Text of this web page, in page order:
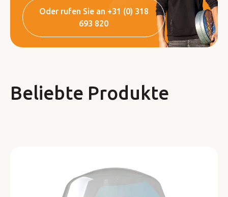
Oder rufen Sie an +31 (0) 318
693 820
Beliebte Produkte